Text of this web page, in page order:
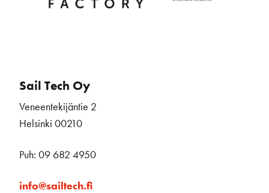
Sail Tech Oy
Veneentekijäntie 2
Helsinki 00210
Puh: 09 682 4950
info@sailtech.fi